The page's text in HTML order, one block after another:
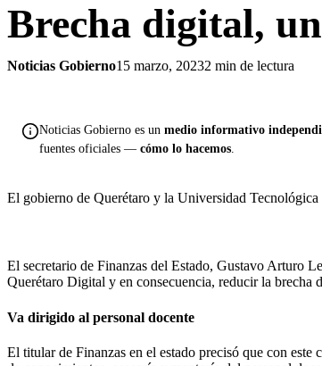
Brecha digital,
Noticias Gobierno15 marzo, 20232 min de lectura
Noticias Gobierno es un medio informativo
fuentes oficiales — cómo lo hacemos.
El gobierno de Querétaro y la Universidad Tecnológica
El secretario de Finanzas del Estado, Gustavo Arturo
Querétaro Digital y en consecuencia, reducir la brecha
Va dirigido al personal docente
El titular de Finanzas en el estado precisó que con